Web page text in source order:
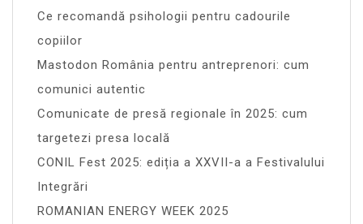
Ce recomandă psihologii pentru cadourile
copiilor
Mastodon România pentru antreprenori: cum
comunici autentic
Comunicate de presă regionale în 2025: cum
targetezi presa locală
CONIL Fest 2025: ediția a XXVII-a a Festivalului
Integrări
ROMANIAN ENERGY WEEK 2025